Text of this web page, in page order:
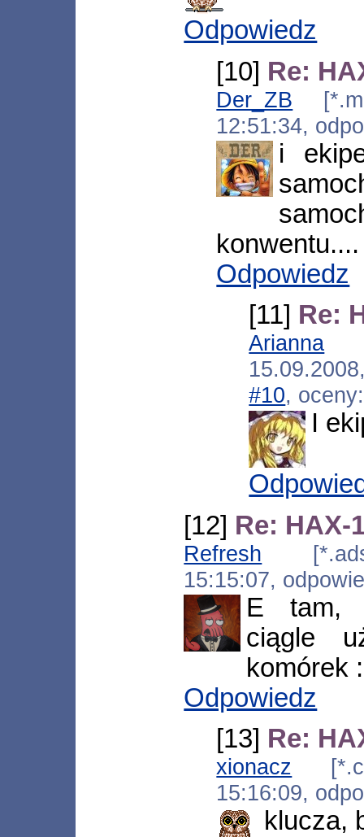
Odpowiedz
[10] Re:
Der_ZB
12:51:34,
i
Odpowiedz
[11] Re:
Arianna
#10,
I
[12] Re: HAX-
Refresh
15:15:07,
E tam,
ciągle
komórek
Odpowiedz
[13] Re:
xionacz
15:16:09,
klucza,